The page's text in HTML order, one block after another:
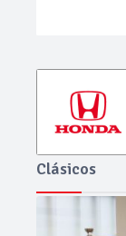
Clásicos